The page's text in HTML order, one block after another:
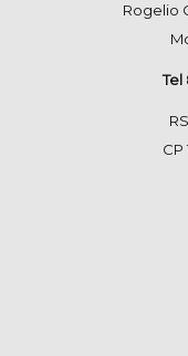
Rogelio
Tel
CP